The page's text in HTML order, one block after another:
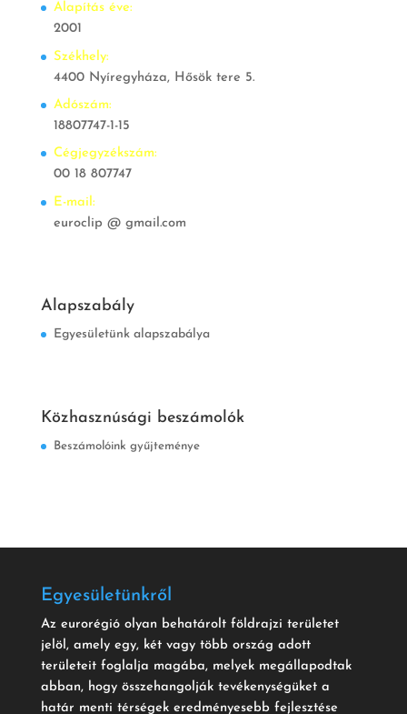
Alapítás éve:
2001
Székhely:
4400 Nyíregyháza, Hősök tere 5.
Adószám:
18807747-1-15
Cégjegyzékszám:
00 18 807747
E-mail:
euroclip @ gmail.com
Alapszabály
Egyesületünk alapszabálya
Közhasznúsági beszámolók
Beszámolóink gyűjteménye
Egyesületünkről
Az eurorégió olyan behatárolt földrajzi területet
jelöl, amely egy, két vagy több ország adott
területeit foglalja magába, melyek megállapodtak
abban, hogy összehangolják tevékenységüket a
határ menti térségek eredményesebb fejlesztése